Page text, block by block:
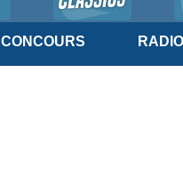
CONCOURS RADIO